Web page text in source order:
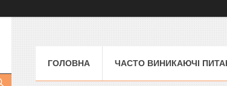
ГОЛОВНА ЧАСТО ВИНИКАЮЧІ